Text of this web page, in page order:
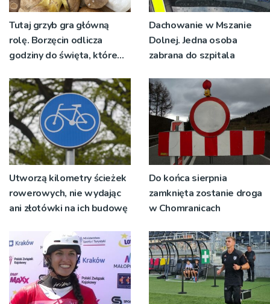
Tutaj grzyb gra główną
rolę. Borzęcin odlicza
godziny do święta, które
pokoleń
Dachowanie w Mszanie
Dolnej. Jedna osoba
zabrana do szpitala
Utworzą kilometry ścieżek
rowerowych, nie wydając
ani złotówki na ich budowę
Do końca sierpnia
zamknięta zostanie droga
w Chomranicach